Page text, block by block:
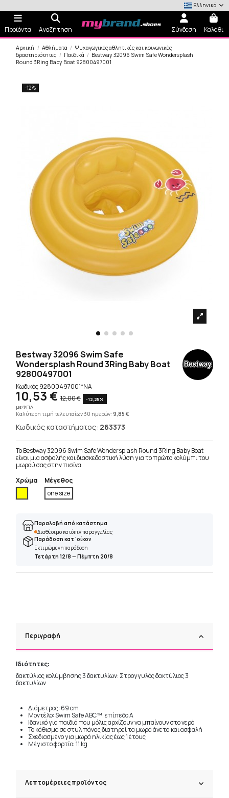
Ελληνικά
Προϊόντα Αναζήτηση Σύνδεση Καλάθι
Αρχική Αθλήματα
Ψυχαγωγικές αθλητικές και κοινωνικές
δραστηριότητες
Παιδικά
Bestway 32096 Swim Safe Wondersplash
Round 3Ring Baby Boat 92800497001
-12%
Bestway 32096 Swim Safe
Wondersplash Round 3Ring Baby Boat
92800497001
Κωδικός92800497001*NA
10,53 € 12,00 €
-12,25%
με ΦΠΑ
Καλύτερη τιμή τελευταίων 30 ημερών:9,85 €
Κωδικός καταστήματος: 263373
Το Bestway 32096 Swim Safe Wondersplash Round 3Ring Baby Boat
είναι μια ασφαλής και διασκεδαστική λύση για το πρώτο κολύμπι του
μωρού σας στην πισίνα.
Χρώμα
Μέγεθος
one size
Παραλαβή από κατάστημα
Διαθέσιμο κατόπιν παραγγελίας
Παράδοση κατ 'οίκον
Εκτιμώμενη παράδοση
Τετάρτη 12/8 —Πέμπτη 20/8
Περιγραφή
Ιδιότητες:
δακτύλιος κολύμβησης 3 δακτυλίων: Στρογγυλός δακτύλιος 3
δακτυλίων
Διάμετρος: 69 cm
Μοντέλο: Swim Safe ABC™, επίπεδο A
Ιδανικό για παιδιά που μόλις αρχίζουν να μπαίνουν στο νερό
Το κάθισμα σε στυλ πάνας διατηρεί τα μωρά άνετα και ασφαλή
Σχεδιασμένο για μωρά ηλικίας έως 1 έτους
Μέγιστο φορτίο: 11 kg
Λεπτομέρειες προϊόντος